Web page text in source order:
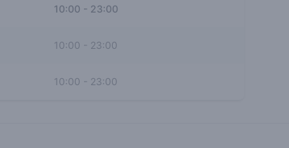
10:00 - 23:00
10:00 23:00
10:00 - 23:00